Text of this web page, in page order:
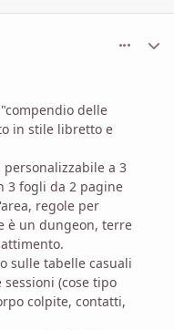
delle
in stile libretto e
a 3
3 fogli da 2 pagine
regole per
è un dungeon, terre
sulle tabelle casuali
(cose tipo
colpite, contatti,